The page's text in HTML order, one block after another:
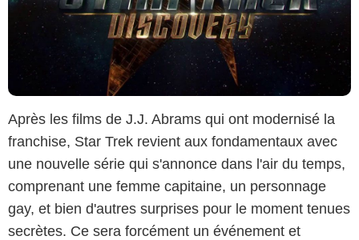
Après les films de J.J. Abrams qui ont modernisé la
franchise, Star Trek revient aux fondamentaux avec
une nouvelle série qui s'annonce dans l'air du temps,
comprenant une femme capitaine, un personnage
gay, et bien d'autres surprises pour le moment tenues
secrètes. Ce sera forcément un événement et